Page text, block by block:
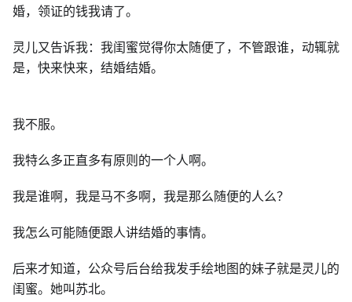
婚，领证的钱我请了。
灵儿又告诉我：我闺蜜觉得你太随便了，不管跟谁，动辄就
是，快来快来，结婚结婚。
我不服。
我特么多正直多有原则的一个人啊。
我是谁啊，我是马不多啊，我是那么随便的人么？
我怎么可能随便跟人讲结婚的事情。
后来才知道，公众号后台给我发手绘地图的妹子就是灵儿的
闺蜜。她叫苏北。